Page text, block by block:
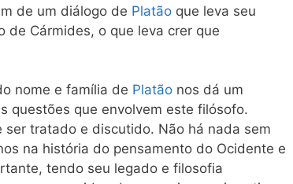
de um diálogo de Platão que leva seu
de Cármides, o que leva crer que
nome e família de Platão nos dá um
questões que envolvem este filósofo.
tratado e discutido. Não há nada sem
na história do pensamento do Ocidente e
tendo seu legado e filosofia